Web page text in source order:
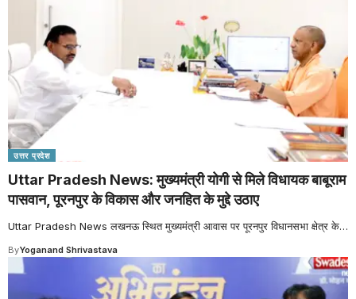
उत्तर प्रदेश
Uttar Pradesh News: मुख्यमंत्री योगी से मिले विधायक बाबूराम
पासवान, पूरनपुर के विकास और जनहित के मुद्दे उठाए
Uttar Pradesh News लखनऊ स्थित मुख्यमंत्री आवास पर पूरनपुर विधानसभा क्षेत्र के…
ByYoganand Shrivastava